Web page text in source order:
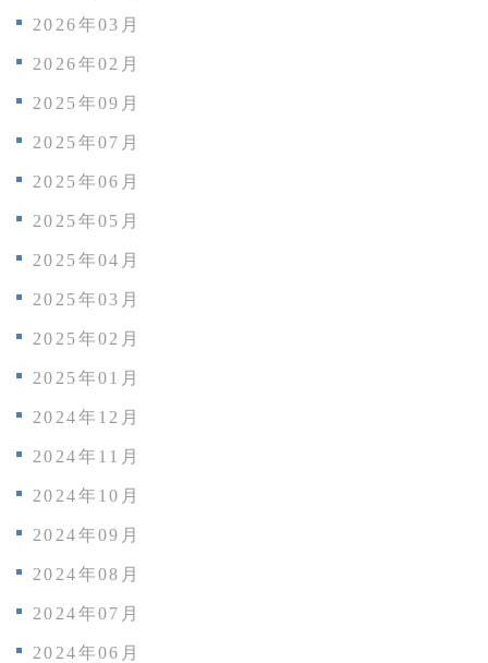
2026年03月
2026年02月
2025年09月
2025年07月
2025年06月
2025年05月
2025年04月
2025年03月
2025年02月
2025年01月
2024年12月
2024年11月
2024年10月
2024年09月
2024年08月
2024年07月
2024年06月